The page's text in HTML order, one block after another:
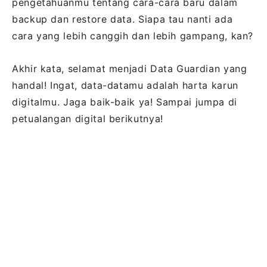
backup dan restore data. Siapa tau nanti ada
cara yang lebih canggih dan lebih gampang, kan?
Akhir kata, selamat menjadi Data Guardian yang
handal! Ingat, data-datamu adalah harta karun
digitalmu. Jaga baik-baik ya! Sampai jumpa di
petualangan digital berikutnya!